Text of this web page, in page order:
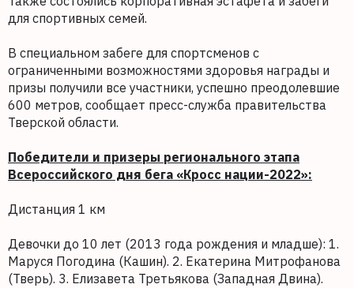
для спортивных семей.
В специальном забеге для спортсменов с
ограниченными возможностями здоровья награды и
призы получили все участники, успешно преодолевшие
600 метров, сообщает пресс-служба правительства
Тверской области.
Победители и призеры регионального этапа
Всероссийского дня бега «Кросс нации-2022»:
Дистанция 1 км
Девочки до 10 лет (2013 года рождения и младше): 1.
Маруся Погодина (Кашин). 2. Екатерина Митрофанова
(Тверь). 3. Елизавета Третьякова (Западная Двина).